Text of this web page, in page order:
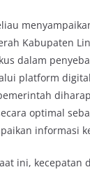
Kabupaten
dalam
platform
optimal
informasi
ini, kecepatan